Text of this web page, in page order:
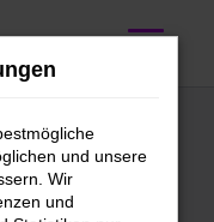
und unsere
Wir
und